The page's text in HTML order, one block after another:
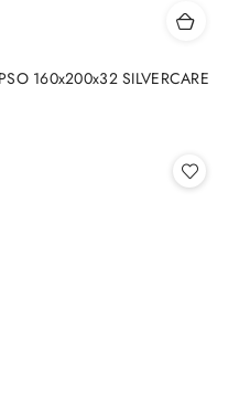
160x200x32 SILVERCARE